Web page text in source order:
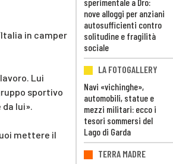
in camper
Lui
sportivo
da lui».
mettere il
nove alloggi per anziani
autosufficienti contro
solitudine e fragilità
sociale
LA FOTOGALLERY
Navi «vichinghe»,
automobili, statue e
mezzi militari: ecco i
tesori sommersi del
Lago di Garda
TERRA MADRE